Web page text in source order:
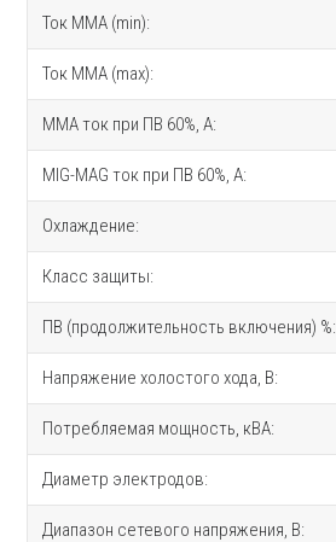
Ток MMA (min):
Ток MMA (max):
MMA ток при ПВ 60%, A:
MIG-MAG ток при ПВ 60%, A:
Охлаждение:
Класс защиты:
ПВ (продолжительность включения) %:
Напряжение холостого хода, В:
Потребляемая мощность, кВА:
Диаметр электродов:
Диапазон сетевого напряжения, В: